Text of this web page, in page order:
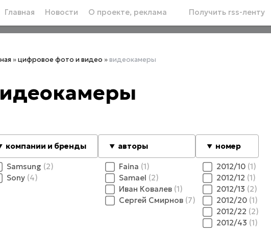
Главная Новости О проекте, реклама Получить rss-ленту
»цифровое фото и видео »видеокамеры
компании и бренды
Samsung 2
Sony 4
авторы
Faina 1
Samael 2
Иван Ковалев 1
Сергей Смирнов 7
номер
2012/10 1
2012/12 1
2012/13 2
2012/20 1
2012/22 2
2012/43 1